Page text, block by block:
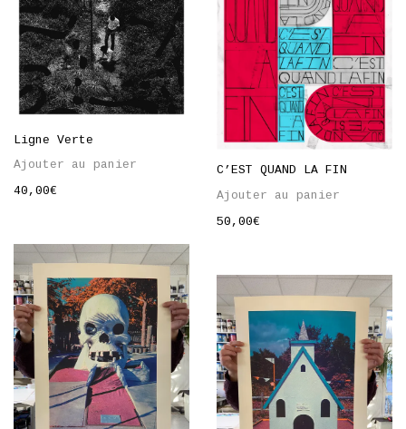
Ligne Verte
Ajouter au panier
40,00€
C’EST QUAND LA FIN
Ajouter au panier
50,00€